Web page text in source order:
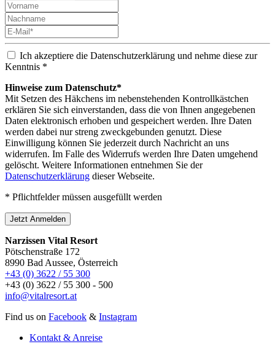
Ich akzeptiere die Datenschutzerklärung und nehme diese zur
Kenntnis *
Hinweise zum Datenschutz*
Mit Setzen des Häkchens im nebenstehenden Kontrollkästchen
erklären Sie sich einverstanden, dass die von Ihnen angegebenen
Daten elektronisch erhoben und gespeichert werden. Ihre Daten
werden dabei nur streng zweckgebunden genutzt. Diese
Einwilligung können Sie jederzeit durch Nachricht an uns
widerrufen. Im Falle des Widerrufs werden Ihre Daten umgehend
gelöscht. Weitere Informationen entnehmen Sie der
Datenschutzerklärung dieser Webseite.
* Pflichtfelder müssen ausgefüllt werden
Jetzt Anmelden
Narzissen Vital Resort
Pötschenstraße 172
8990 Bad Aussee, Österreich
+43 (0) 3622 / 55 300
+43 (0) 3622 / 55 300 - 500
info@vitalresort.at
Find us on Facebook & Instagram
Kontakt & Anreise